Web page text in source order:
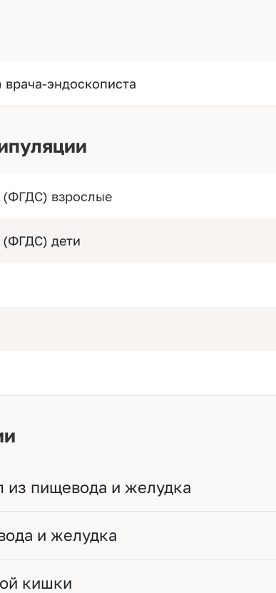
эндоскописта
(ФГДС) взрослые
(ФГДС) дети
из пищевода и желудка
и желудка
кишки